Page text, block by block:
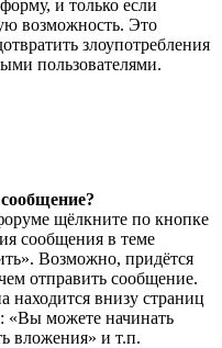
и только если
возможность. Это
злоупотребления
пользователями.
щёлкните по кнопке
сообщения в теме
Возможно, придётся
отправить сообщение.
находится внизу страниц
можете начинать
вложения» и т.п.